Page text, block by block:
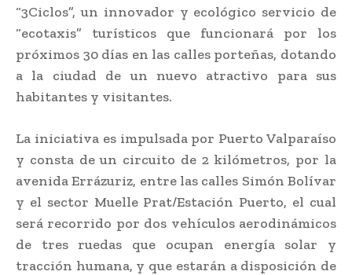
“3Ciclos”, un innovador y ecológico servicio de
“ecotaxis” turísticos que funcionará por los
próximos 30 días en las calles porteñas, dotando
a la ciudad de un nuevo atractivo para sus
habitantes y visitantes.
La iniciativa es impulsada por Puerto Valparaíso
y consta de un circuito de 2 kilómetros, por la
avenida Errázuriz, entre las calles Simón Bolívar
y el sector Muelle Prat/Estación Puerto, el cual
será recorrido por dos vehículos aerodinámicos
de tres ruedas que ocupan energía solar y
tracción humana, y que estarán a disposición de